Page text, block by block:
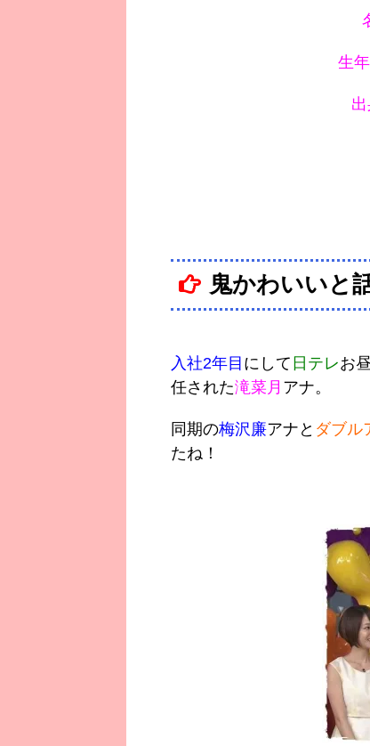
生
鬼かわいいと
入社2年目 にして 日テレお
任された滝菜月 アナ。
同期の梅沢廉アナと ダブル
たね！